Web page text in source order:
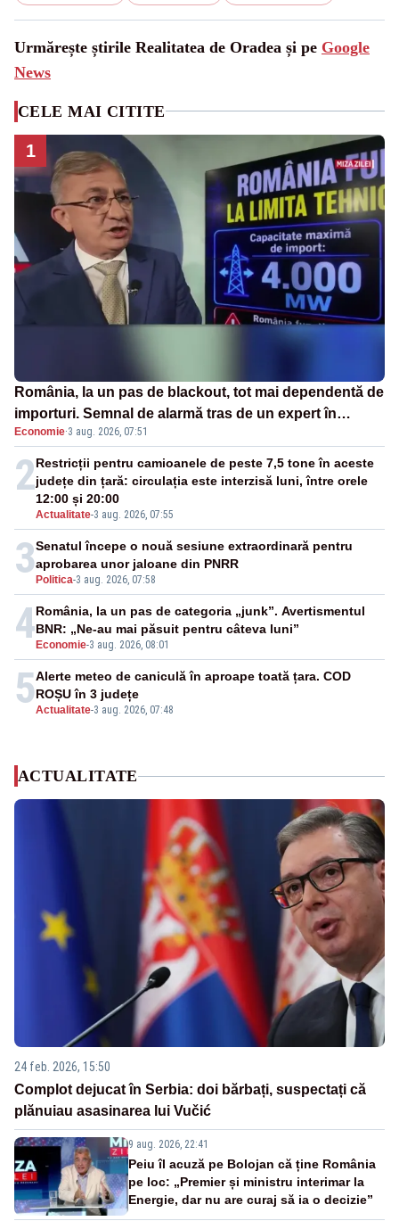
Urmărește știrile Realitatea de Oradea și pe Google
News
CELE MAI CITITE
1
România, la un pas de blackout, tot mai dependentă de
importuri. Semnal de alarmă tras de un expert în
energie
Economie·3 aug. 2026, 07:51
2
Actualitate-3 aug. 2026, 07:55
Restricții pentru camioanele de peste 7,5 tone în aceste
județe din țară: circulația este interzisă luni, între orele
12:00 și 20:00
3 Politica-3 aug. 2026, 07:58
Senatul începe o nouă sesiune extraordinară pentru
aprobarea unor jaloane din PNRR
4 Economie-3 aug. 2026, 08:01
România, la un pas de categoria „junk”. Avertismentul
BNR: „Ne-au mai păsuit pentru câteva luni”
5Actualitate-3 aug. 2026, 07:48
Alerte meteo de caniculă în aproape toată țara. COD
ROȘU în 3 județe
ACTUALITATE
24 feb. 2026, 15:50
Complot dejucat în Serbia: doi bărbați, suspectați că
plănuiau asasinarea lui Vučić
9 aug. 2026, 22:41
Peiu îl acuză pe Bolojan că ține România
pe loc: „Premier și ministru interimar la
Energie, dar nu are curaj să ia o decizie”